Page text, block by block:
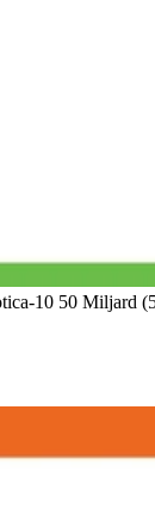
10 50 Miljard